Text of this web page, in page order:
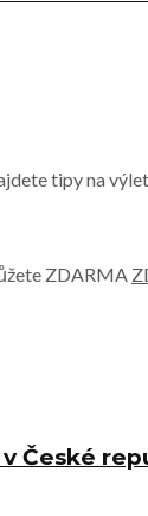
tipy na
ZDARMA
České